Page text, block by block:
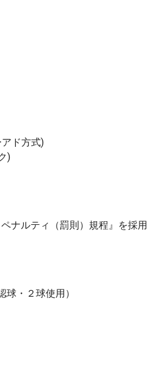
ド方式)
)
ナルティ（罰則）規程』を採用
・２球使用）